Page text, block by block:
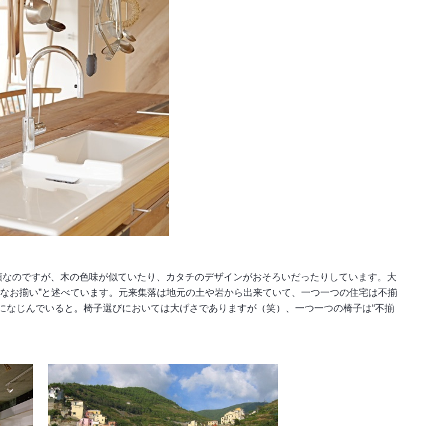
のですが、木の色味が似ていたり、カタチのデザインがおそろいだったりしています。大
揃い”と述べています。元来集落は地元の土や岩から出来ていて、一つ一つの住宅は不揃
じんでいると。椅子選びにおいては大げさでありますが（笑）、一つ一つの椅子は“不揃